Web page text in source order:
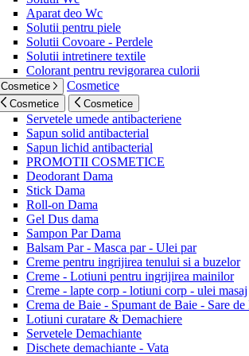
Aparat deo Wc
Solutii pentru piele
Solutii Covoare - Perdele
Solutii intretinere textile
Colorant pentru revigorarea culorii
Cosmetice Cosmetice
Cosmetice Cosmetice
Servetele umede antibacteriene
Sapun solid antibacterial
Sapun lichid antibacterial
PROMOTII COSMETICE
Deodorant Dama
Stick Dama
Roll-on Dama
Gel Dus dama
Sampon Par Dama
Balsam Par - Masca par - Ulei par
Creme pentru ingrijirea tenului si a buzelor
Creme - Lotiuni pentru ingrijirea mainilor
Creme - lapte corp - lotiuni corp - ulei masaj
Crema de Baie - Spumant de Baie - Sare de
Lotiuni curatare & Demachiere
Servetele Demachiante
Dischete demachiante - Vata